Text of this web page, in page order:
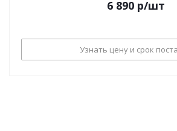
6 890 р/шт
Узнать цену и срок